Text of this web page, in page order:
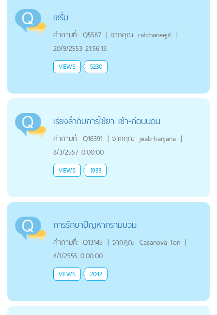
เซรั่ม
คำถามที่: Q5587 | จากคุณ ratchaneejit |
20/9/2553 21:56:13
VIEWS 5230
เรียงลำดับการใช้ยา เช้า-ก่อนนอน
คำถามที่: Q16391 | จากคุณ jeab-kanjana |
8/3/2557 0:00:00
VIEWS 1933
การรักษาปัญหากรามบวม
คำถามที่: Q13145 | จากคุณ Casanova Ton |
4/1/2555 0:00:00
VIEWS 2042